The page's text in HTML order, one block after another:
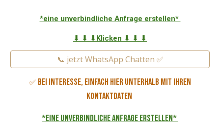
*eine unverbindliche Anfrage erstellen*
⬇ ⬇ ⬇Klicken ⬇ ⬇ ⬇
📞 jetzt WhatsApp Chatten ✅
✅ Bei Interesse, einfach hier unterhalb mit Ihren
Kontaktdaten
*eine unverbindliche Anfrage erstellen*